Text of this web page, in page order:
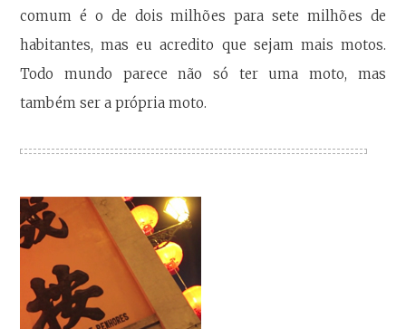
comum é o de dois milhões para sete milhões de
habitantes, mas eu acredito que sejam mais motos.
Todo mundo parece não só ter uma moto, mas
também ser a própria moto.